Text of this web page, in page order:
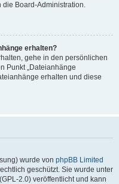
die Board-Administration.
erhalten?
gehe in den persönlichen
Punkt „Dateianhänge
erhalten und diese
wurde von phpBB Limited
geschützt. Sie wurde unter
2.0) veröffentlicht und kann